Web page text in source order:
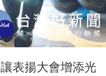
表揚大會增添光